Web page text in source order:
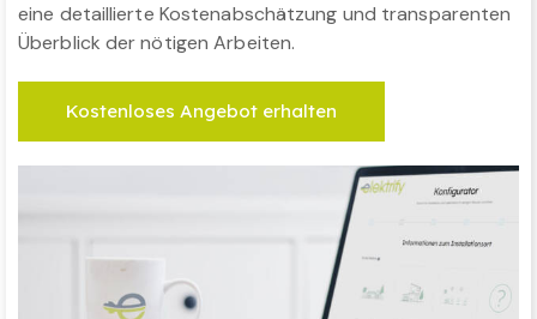
eine detaillierte Kostenabschätzung und transparenten
Überblick der nötigen Arbeiten.
Kostenloses Angebot erhalten